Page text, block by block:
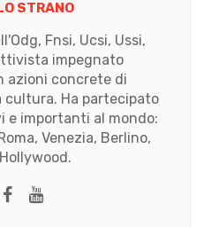
STRANO
Fnsi, Ucsi, Ussi,
impegnato
azioni concrete di
cultura. Ha partecipato
e importanti al mondo:
Venezia, Berlino,
Facebook
Youtube